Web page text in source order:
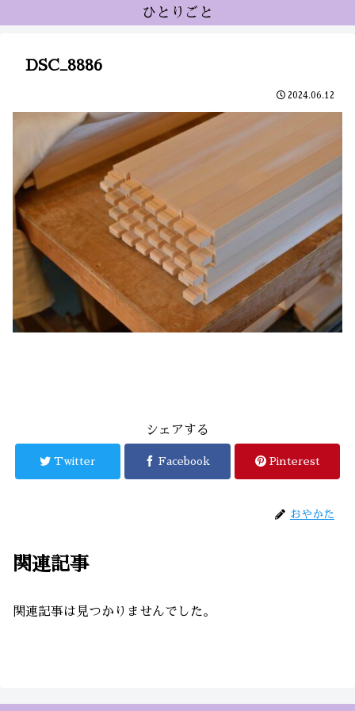
ひとりごと
DSC_8886
2024.06.12
シェアする
Twitter Facebook Pinterest
おやかた
関連記事
関連記事は見つかりませんでした。